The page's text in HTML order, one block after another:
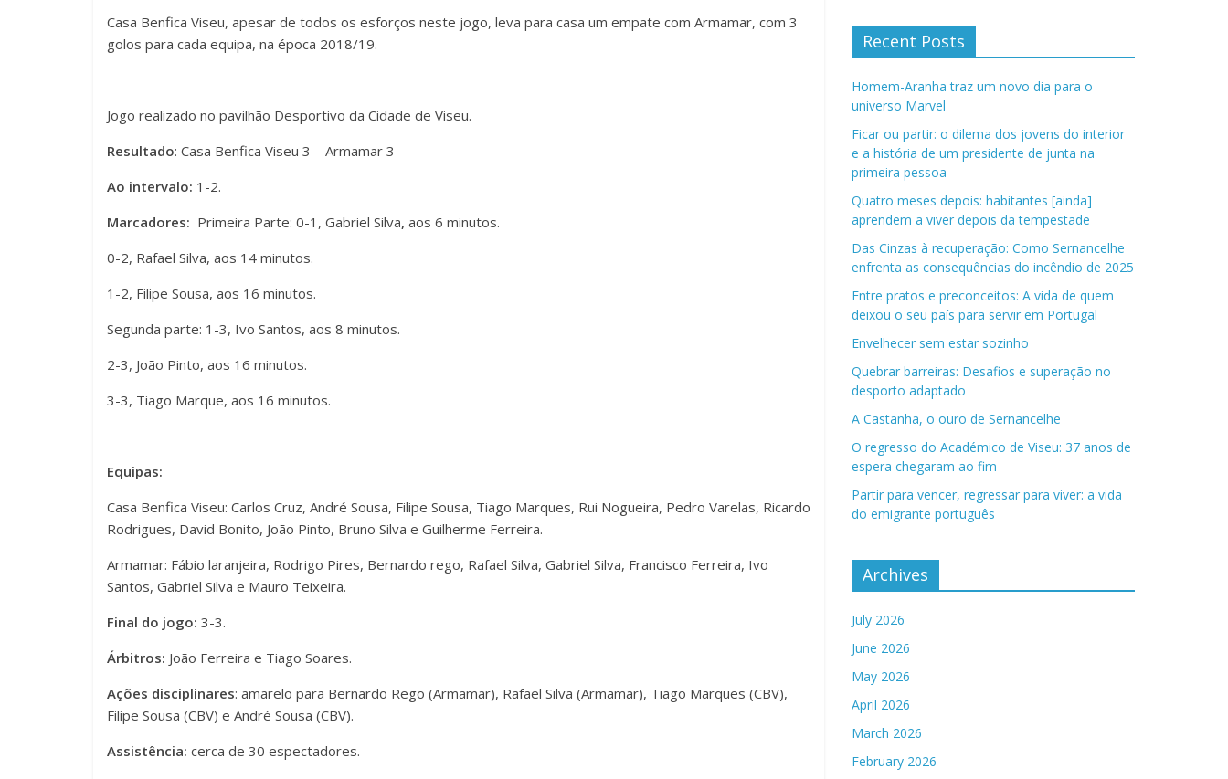
Casa Benfica Viseu, apesar de todos os esforços neste jogo, leva para casa um empate com Armamar, com 3
golos para cada equipa, na época 2018/19.
Jogo realizado no pavilhão Desportivo da Cidade de Viseu.
Resultado: Casa Benfica Viseu 3 – Armamar 3
Ao intervalo: 1-2.
Marcadores: Primeira Parte: 0-1, Gabriel Silva, aos 6 minutos.
0-2, Rafael Silva, aos 14 minutos.
1-2, Filipe Sousa, aos 16 minutos.
Segunda parte: 1-3, Ivo Santos, aos 8 minutos.
2-3, João Pinto, aos 16 minutos.
3-3, Tiago Marque, aos 16 minutos.
Equipas:
Casa Benfica Viseu: Carlos Cruz, André Sousa, Filipe Sousa, Tiago Marques, Rui Nogueira, Pedro Varelas, Ricardo
Rodrigues, David Bonito, João Pinto, Bruno Silva e Guilherme Ferreira.
Armamar: Fábio laranjeira, Rodrigo Pires, Bernardo rego, Rafael Silva, Gabriel Silva, Francisco Ferreira, Ivo
Santos, Gabriel Silva e Mauro Teixeira.
Final do jogo: 3-3.
Árbitros: João Ferreira e Tiago Soares.
Ações disciplinares: amarelo para Bernardo Rego (Armamar), Rafael Silva (Armamar), Tiago Marques (CBV),
Filipe Sousa (CBV) e André Sousa (CBV).
Assistência: cerca de 30 espectadores.
Recent Posts
Homem-Aranha traz um novo dia para o
universo Marvel
Ficar ou partir: o dilema dos jovens do interior
e a história de um presidente de junta na
primeira pessoa
Quatro meses depois: habitantes [ainda]
aprendem a viver depois da tempestade
Das Cinzas à recuperação: Como Sernancelhe
enfrenta as consequências do incêndio de 2025
Entre pratos e preconceitos: A vida de quem
deixou o seu país para servir em Portugal
Envelhecer sem estar sozinho
Quebrar barreiras: Desafios e superação no
desporto adaptado
A Castanha, o ouro de Sernancelhe
O regresso do Académico de Viseu: 37 anos de
espera chegaram ao fim
Partir para vencer, regressar para viver: a vida
do emigrante português
Archives
July 2026
June 2026
May 2026
April 2026
March 2026
February 2026